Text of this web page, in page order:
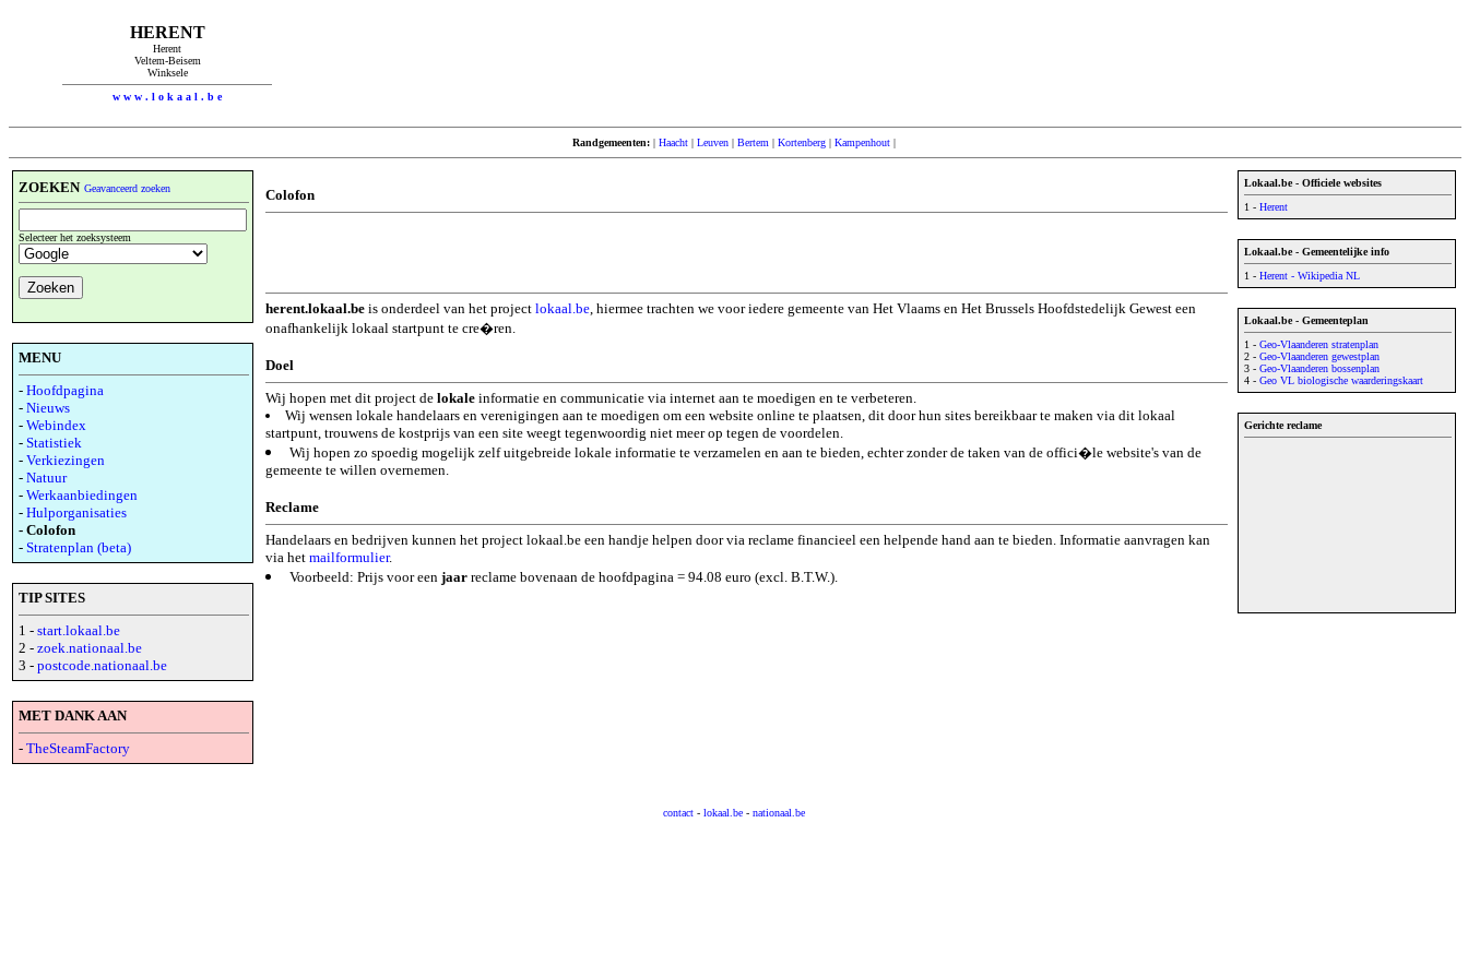
HERENT
Herent
Veltem-Beisem
Winksele
w w w . l o k a a l . b e
Randgemeenten: | Haacht | Leuven | Bertem | Kortenberg | Kampenhout |
ZOEKEN Geavanceerd zoeken
Selecteer het zoeksysteem
MENU
- Hoofdpagina
- Nieuws
- Webindex
- Statistiek
- Verkiezingen
- Natuur
- Werkaanbiedingen
- Hulporganisaties
- Colofon
- Stratenplan (beta)
TIP SITES
1 - start.lokaal.be
2 - zoek.nationaal.be
3 - postcode.nationaal.be
MET DANK AAN
- TheSteamFactory
Colofon
herent.lokaal.be is onderdeel van het project lokaal.be, hiermee trachten we voor iedere gemeente van Het Vlaams en Het Brussels Hoofdstedelijk Gewest een
onafhankelijk lokaal startpunt te cre�ren.
Doel
Wij hopen met dit project de lokale informatie en communicatie via internet aan te moedigen en te verbeteren.
Wij wensen lokale handelaars en verenigingen aan te moedigen om een website online te plaatsen, dit door hun sites bereikbaar te maken via dit lokaal
startpunt, trouwens de kostprijs van een site weegt tegenwoordig niet meer op tegen de voordelen.
Wij hopen zo spoedig mogelijk zelf uitgebreide lokale informatie te verzamelen en aan te bieden, echter zonder de taken van de offici�le website's van de
gemeente te willen overnemen.
Reclame
Handelaars en bedrijven kunnen het project lokaal.be een handje helpen door via reclame financieel een helpende hand aan te bieden. Informatie aanvragen kan
via het mailformulier.
Voorbeeld: Prijs voor een jaar reclame bovenaan de hoofdpagina = 94.08 euro (excl. B.T.W.).
Lokaal.be - Officiele websites
1 - Herent
Lokaal.be - Gemeentelijke info
1 - Herent - Wikipedia NL
Lokaal.be - Gemeenteplan
1 - Geo-Vlaanderen stratenplan
2 - Geo-Vlaanderen gewestplan
3 - Geo-Vlaanderen bossenplan
4 - Geo VL biologische waarderingskaart
Gerichte reclame
contact - lokaal.be - nationaal.be